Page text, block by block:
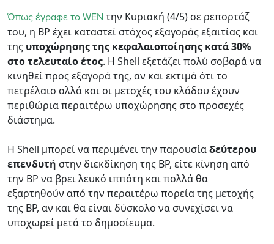
Όπως έγραφε το WEN την Κυριακή (4/5) σε ρεπορτάζ
του, η BP έχει καταστεί στόχος εξαγοράς εξαιτίας και
της υποχώρησης της κεφαλαιοπoίησης κατά 30%
στο τελευταίο έτος. Η Shell εξετάζει πολύ σοβαρά να
κινηθεί προς εξαγορά της, αν και εκτιμά ότι το
πετρέλαιο αλλά και οι μετοχές του κλάδου έχουν
περιθώρια περαιτέρω υποχώρησης στο προσεχές
διάστημα.
H Shell μπορεί να περιμένει την παρουσίαδεύτερου
επενδυτή στην διεκδίκηση της BP, είτε κίνηση από
την BP να βρει λευκό ιππότη και πολλά θα
εξαρτηθούν από την περαιτέρω πορεία της μετοχής
της BP, αν και θα είναι δύσκολο να συνεχίσει να
υποχωρεί μετά το δημοσίευμα.